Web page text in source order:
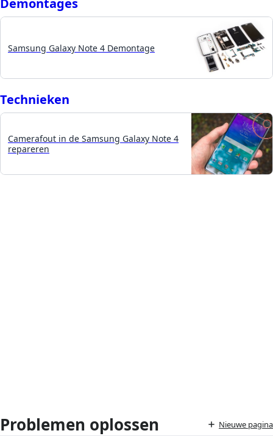
Demontages
Samsung Galaxy Note 4 Demontage
Technieken
Camerafout in de Samsung Galaxy Note 4
repareren
Problemen oplossen Nieuwe pagina